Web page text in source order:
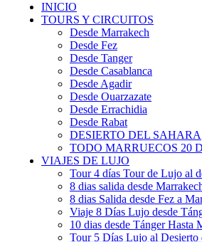
INICIO
TOURS Y CIRCUITOS
Desde Marrakech
Desde Fez
Desde Tanger
Desde Casablanca
Desde Agadir
Desde Ouarzazate
Desde Errachidia
Desde Rabat
DESIERTO DEL SAHARA
TODO MARRUECOS 20
VIAJES DE LUJO
Tour 4 días Tour de Lujo al
8 dias salida desde
8 dias Salida desde Fez a
Viaje 8 Días Lujo desde
10 dias desde Tánger Hasta
Tour 5 Días Lujo al Desierto